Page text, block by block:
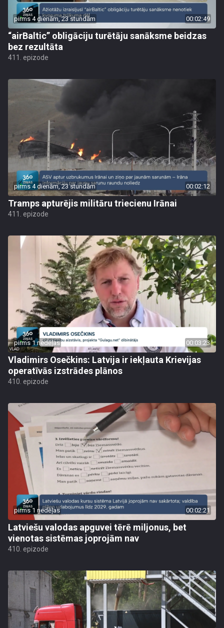
pirms 4 dienām, 23 stundām 00:02:49
“airBaltic” obligāciju turētāju sanāksme beidzas
bez rezultāta
411. epizode
pirms 4 dienām, 23 stundām 00:02:12
Tramps apturējis militāru triecienu Irānai
411. epizode
pirms 1 nedēļas 00:03:23
Vladimirs Osečkins: Latvija ir iekļauta Krievijas
operatīvās izstrādes plānos
410. epizode
pirms 1 nedēļas 00:02:21
Latviešu valodas apguvei tērē miljonus, bet
vienotas sistēmas joprojām nav
410. epizode